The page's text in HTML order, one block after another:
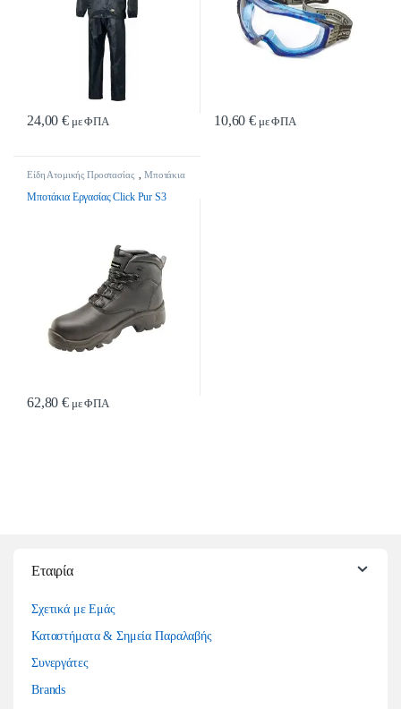
24,00€ με ΦΠΑ 10,60€ με ΦΠΑ
Είδη Ατομικής Προστασίας
Μποτάκια
Μποτάκια Εργασίας Click Pur S3
62,80€ με ΦΠΑ
Εταιρία
Σχετικά με Εμάς
Καταστήματα & Σημεία Παραλαβής
Συνεργάτες
Brands